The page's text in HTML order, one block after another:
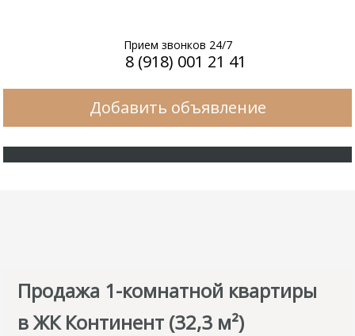
Прием звонков 24/7
8 (918) 001 21 41
Добавить объявление
Продажа 1-комнатной квартиры
в ЖК Континент (32,3 м²)